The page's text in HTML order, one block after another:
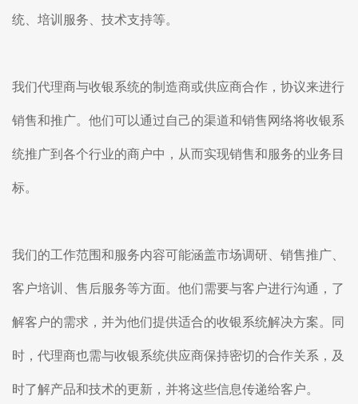
统、培训服务、技术支持等。
我们代理商与收银系统的制造商或供应商合作，协议来进行
销售和推广。他们可以通过自己的渠道和销售网络将收银系
统推广到各个行业的商户中，从而实现销售和服务的业务目
标。
我们的工作范围和服务内容可能涵盖市场调研、销售推广、
客户培训、售后服务等方面。他们需要与客户进行沟通，了
解客户的需求，并为他们提供适合的收银系统解决方案。同
时，代理商也需与收银系统供应商保持密切的合作关系，及
时了解产品和技术的更新，并将这些信息传递给客户。